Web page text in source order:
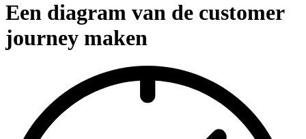
Een diagram van de customer
journey maken